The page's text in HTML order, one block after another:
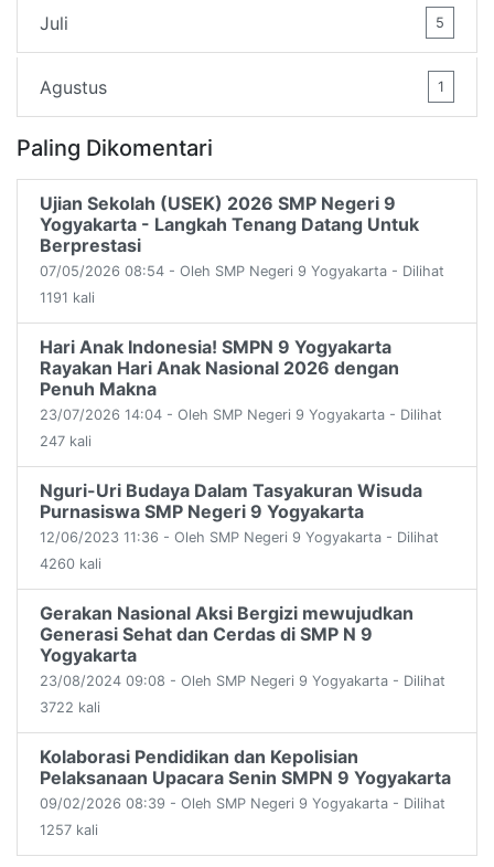
Juli 5
Agustus 1
Paling Dikomentari
Ujian Sekolah (USEK) 2026 SMP Negeri 9
Yogyakarta - Langkah Tenang Datang Untuk
Berprestasi
07/05/2026 08:54 - Oleh SMP Negeri 9 Yogyakarta - Dilihat
1191 kali
Hari Anak Indonesia! SMPN 9 Yogyakarta
Rayakan Hari Anak Nasional 2026 dengan
Penuh Makna
23/07/2026 14:04 - Oleh SMP Negeri 9 Yogyakarta - Dilihat
247 kali
Nguri-Uri Budaya Dalam Tasyakuran Wisuda
Purnasiswa SMP Negeri 9 Yogyakarta
12/06/2023 11:36 - Oleh SMP Negeri 9 Yogyakarta - Dilihat
4260 kali
Gerakan Nasional Aksi Bergizi mewujudkan
Generasi Sehat dan Cerdas di SMP N 9
Yogyakarta
23/08/2024 09:08 - Oleh SMP Negeri 9 Yogyakarta - Dilihat
3722 kali
Kolaborasi Pendidikan dan Kepolisian
Pelaksanaan Upacara Senin SMPN 9 Yogyakarta
09/02/2026 08:39 - Oleh SMP Negeri 9 Yogyakarta - Dilihat
1257 kali